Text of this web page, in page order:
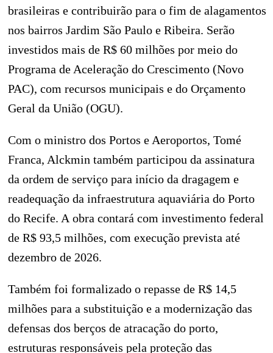
brasileiras e contribuirão para o fim de alagamentos
nos bairros Jardim São Paulo e Ribeira. Serão
investidos mais de R$ 60 milhões por meio do
Programa de Aceleração do Crescimento (Novo
PAC), com recursos municipais e do Orçamento
Geral da União (OGU).
Com o ministro dos Portos e Aeroportos, Tomé
Franca, Alckmin também participou da assinatura
da ordem de serviço para início da dragagem e
readequação da infraestrutura aquaviária do Porto
do Recife. A obra contará com investimento federal
de R$ 93,5 milhões, com execução prevista até
dezembro de 2026.
Também foi formalizado o repasse de R$ 14,5
milhões para a substituição e a modernização das
defensas dos berços de atracação do porto,
estruturas responsáveis pela proteção das